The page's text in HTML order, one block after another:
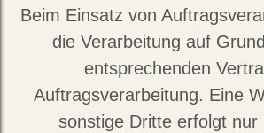
Beim Einsatz von
die Verarbeitung auf
entsprechenden
Auftragsverarbeitung. Eine
sonstige Dritte erfolgt nur